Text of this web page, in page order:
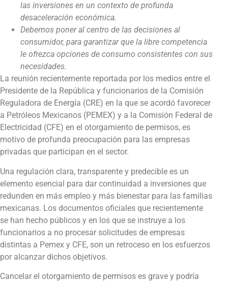
las inversiones en un contexto de profunda
desaceleración económica.
Debemos poner al centro de las decisiones al
consumidor, para garantizar que la libre competencia
le ofrezca opciones de consumo consistentes con sus
necesidades.
La reunión recientemente reportada por los medios entre el
Presidente de la República y funcionarios de la Comisión
Reguladora de Energía (CRE) en la que se acordó favorecer
a Petróleos Mexicanos (PEMEX) y a la Comisión Federal de
Electricidad (CFE) en el otorgamiento de permisos, es
motivo de profunda preocupación para las empresas
privadas que participan en el sector.
Una regulación clara, transparente y predecible es un
elemento esencial para dar continuidad a inversiones que
redunden en más empleo y más bienestar para las familias
mexicanas. Los documentos oficiales que recientemente
se han hecho públicos y en los que se instruye a los
funcionarios a no procesar solicitudes de empresas
distintas a Pemex y CFE, son un retroceso en los esfuerzos
por alcanzar dichos objetivos.
Cancelar el otorgamiento de permisos es grave y podría